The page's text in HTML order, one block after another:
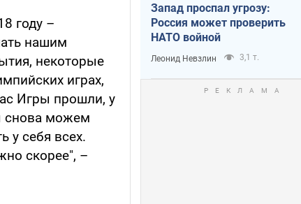
году –
нашим
некоторые
играх,
Игры прошли, у
снова можем
у себя всех.
скорее", –
Запад проспал угрозу:
Россия может проверить
НАТО войной
Леонид Невзлин 3,1 т.